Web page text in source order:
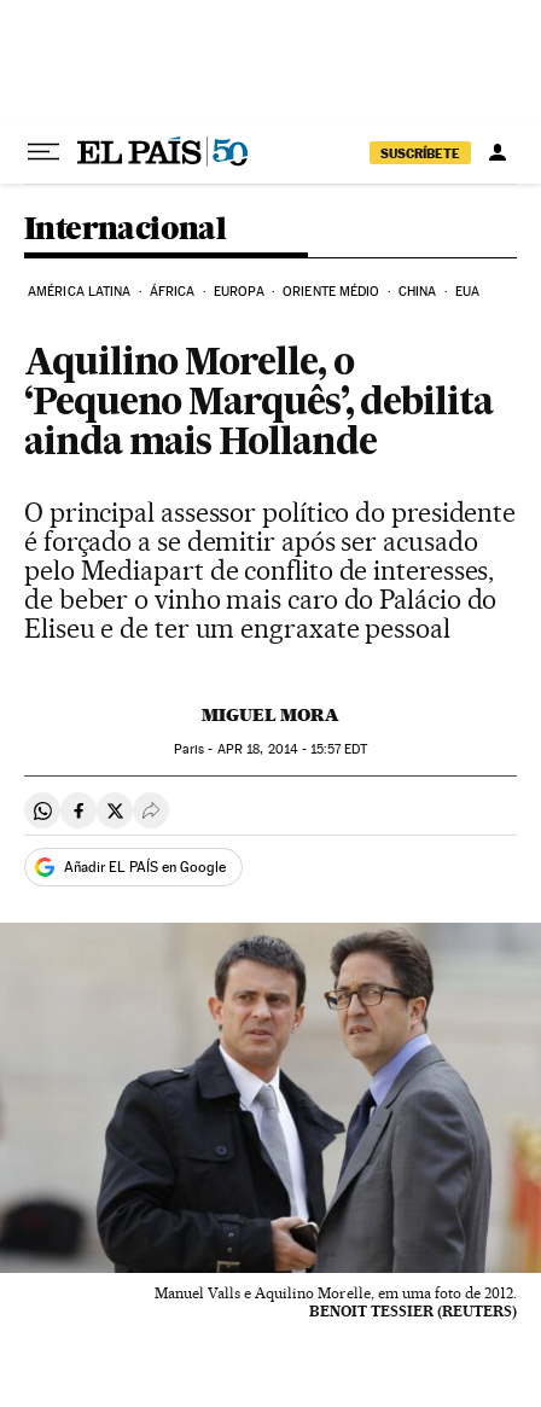
SUSCRÍBETE
Internacional
AMÉRICA LATINA ÁFRICA EUROPA ORIENTE MÉDIO CHINA EUA
Aquilino Morelle, o
‘Pequeno Marquês’, debilita
ainda mais Hollande
O principal assessor político do presidente
é forçado a se demitir após ser acusado
pelo Mediapart de conflito de interesses,
de beber o vinho mais caro do Palácio do
Eliseu e de ter um engraxate pessoal
MIGUEL MORA
Paris - APR 18, 2014 - 15:57EDT
Compartir en Whatsapp
Compartir en Facebook
Compartir en Twitter
Desplegar Redes Sociales
Añadir EL PAÍS en Google
Manuel Valls e Aquilino Morelle, em uma foto de 2012.
BENOIT TESSIER (REUTERS)